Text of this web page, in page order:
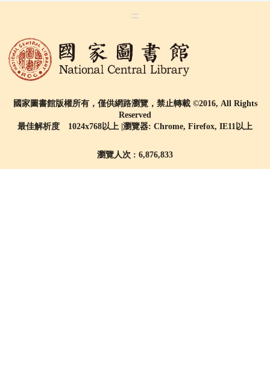
:::
國家圖書館版權所有，僅供網路瀏覽，禁止轉載 ©2016, All Rights
Reserved
最佳解析度 1024x768以上 |瀏覽器: Chrome, Firefox, IE11以上
瀏覽人次 : 6,876,833